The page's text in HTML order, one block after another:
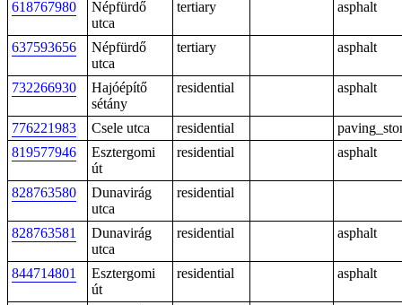
618767980
Népfürdő
utca
tertiary asphalt
637593656
Népfürdő
utca
tertiary asphalt
732266930
Hajóépítő
sétány
residential asphalt
776221983 Csele utca residential
819577946
Esztergomi
út
residential asphalt
828763580
Dunavirág
utca
residential
828763581
Dunavirág
utca
residential asphalt
844714801
Esztergomi
út
residential asphalt